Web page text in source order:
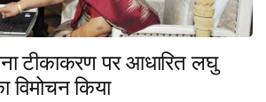
टीकाकरण पर आधारित लघु
विमोचन किया